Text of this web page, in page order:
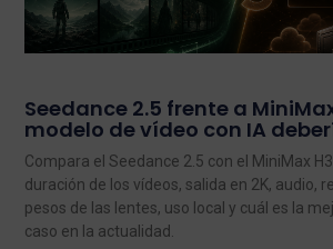
Seedance 2.5 frente a
modelo de vídeo con IA
Compara el Seedance 2.5 con el MiniMax
duración de los vídeos, salida en 2K, audio,
pesos de las lentes, uso local y cuál es la
caso en la actualidad.